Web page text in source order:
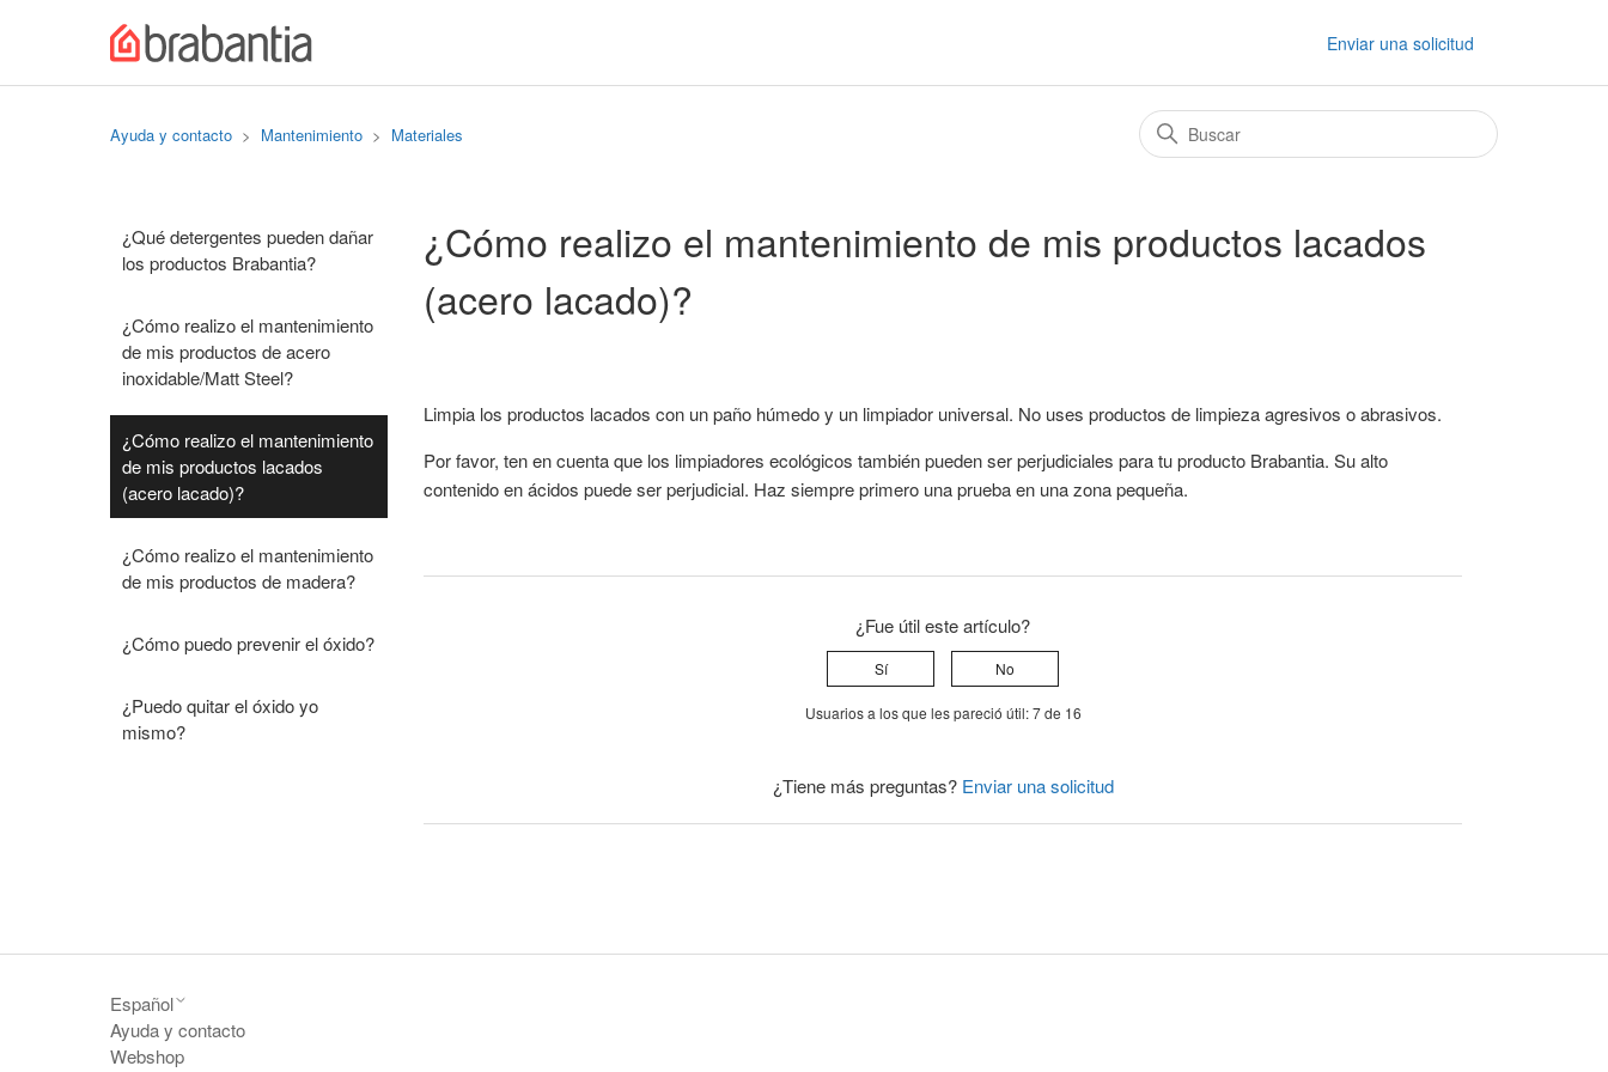
Enviar una solicitud
Ayuda y contacto Mantenimiento Materiales
¿Qué detergentes pueden dañar
los productos Brabantia?
¿Cómo realizo el mantenimiento
de mis productos de acero
inoxidable/Matt Steel?
¿Cómo realizo el mantenimiento
de mis productos lacados
(acero lacado)?
¿Cómo realizo el mantenimiento
de mis productos de madera?
¿Cómo puedo prevenir el óxido?
¿Puedo quitar el óxido yo
mismo?
¿Cómo realizo el mantenimiento de mis productos lacados
(acero lacado)?
Limpia los productos lacados con un paño húmedo y un limpiador universal. No uses productos de limpieza agresivos o abrasivos.
Por favor, ten en cuenta que los limpiadores ecológicos también pueden ser perjudiciales para tu producto Brabantia. Su alto
contenido en ácidos puede ser perjudicial. Haz siempre primero una prueba en una zona pequeña.
¿Fue útil este artículo?
Sí No
Usuarios a los que les pareció útil: 7 de 16
¿Tiene más preguntas? Enviar una solicitud
Español
Ayuda y contacto
Webshop